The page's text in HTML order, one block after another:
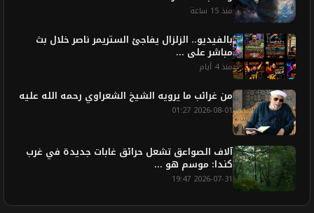
منذ 15 ساعة
بالفيديو.. الزلزال يفاجئ الستريمر ناصر خلال بث
مباشر على ...
منذ 4 أيام
من غرائب ما يرويه الشيخ الشعراوي رحمه الله عليه
2026-08-01 01:27
آلاف الصواعق تشعل حرائق غابات جديدة في غرب
كندا: موسم هو ...
2026-07-31 19:47